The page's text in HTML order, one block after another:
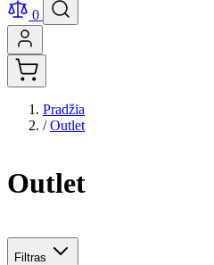
0
Pradžia
/ Outlet
Outlet
Filtras